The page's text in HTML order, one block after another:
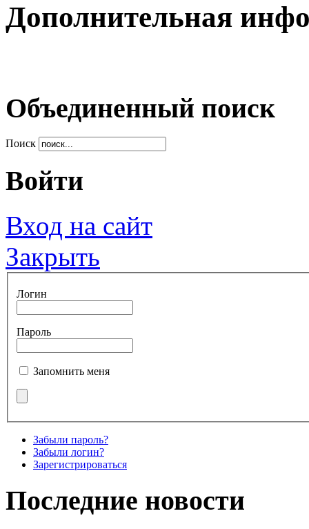
Дополнительная
Объединенный поиск
Поиск
Войти
Вход на сайт
Закрыть
Логин
Пароль
Запомнить меня
Забыли пароль?
Забыли логин?
Зарегистрироваться
Последние новости